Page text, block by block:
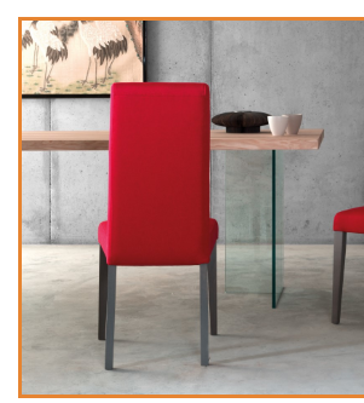
literie
décoration